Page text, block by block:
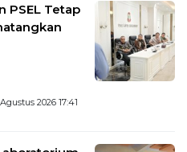
PSEL Tetap
2026 17:41